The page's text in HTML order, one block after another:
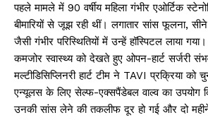
पहले मामले में 90 वर्षीय महिला गंभीर एओर्टिक
बीमारियों से जूझ रही थीं। लगातार सांस फूलना,
जैसी गंभीर परिस्थितियों में उन्हें हॉस्पिटल लाया
कमजोर स्वास्थ्य को देखते हुए ओपन-हार्ट सर्जरी
मल्टीडिसिप्लिनरी हार्ट टीम ने TAVI प्रक्रिया
एन्यूलस के लिए सेल्फ-एक्सपैंडेबल वाल्व का उपयोग
उनकी सांस लेने की तकलीफ दूर हो गई और दो